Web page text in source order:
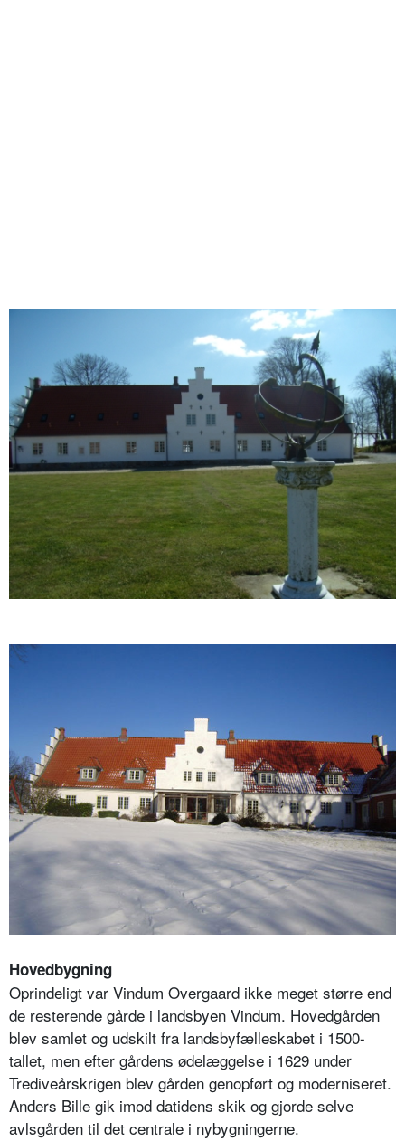
Hovedbygning
Oprindeligt var Vindum Overgaard ikke meget større end
de resterende gårde i landsbyen Vindum. Hovedgården
blev samlet og udskilt fra landsbyfælleskabet i 1500-
tallet, men efter gårdens ødelæggelse i 1629 under
Trediveårskrigen blev gården genopført og moderniseret.
Anders Bille gik imod datidens skik og gjorde selve
avlsgården til det centrale i nybygningerne.